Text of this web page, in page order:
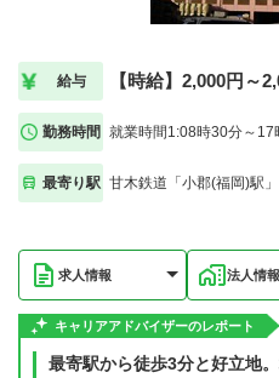
給与 【時給】2,000円～
勤務時間 就業時間1:08時30分～17
最寄り駅 甘木鉄道「小郡(福岡)駅
求人情報 法人情報
キャリアアドバイザーのレポート
最寄駅から徒歩3分と好立地